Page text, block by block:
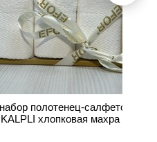
полотенец-салфеток
хлопковая махра